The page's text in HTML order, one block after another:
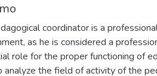
coordinator is a
as he is considered a
role for the proper functioning of
analyze the field of activity of the